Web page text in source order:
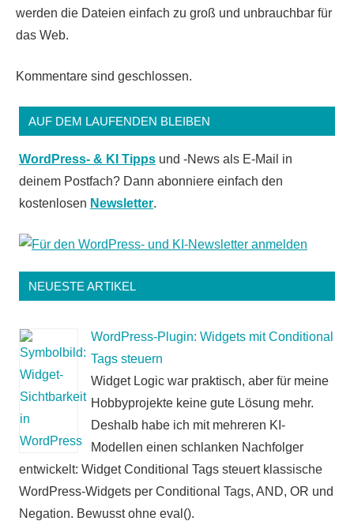
werden die Dateien einfach zu groß und unbrauchbar für
das Web.
Kommentare sind geschlossen.
AUF DEM LAUFENDEN BLEIBEN
WordPress- & KI Tipps und -News als E-Mail in
deinem Postfach? Dann abonniere einfach den
kostenlosen Newsletter.
NEUESTE ARTIKEL
WordPress-Plugin: Widgets mit Conditional
Tags steuern
Widget Logic war praktisch, aber für meine
Hobbyprojekte keine gute Lösung mehr.
Deshalb habe ich mit mehreren KI-
Modellen einen schlanken Nachfolger
entwickelt: Widget Conditional Tags steuert klassische
WordPress-Widgets per Conditional Tags, AND, OR und
Negation. Bewusst ohne eval().